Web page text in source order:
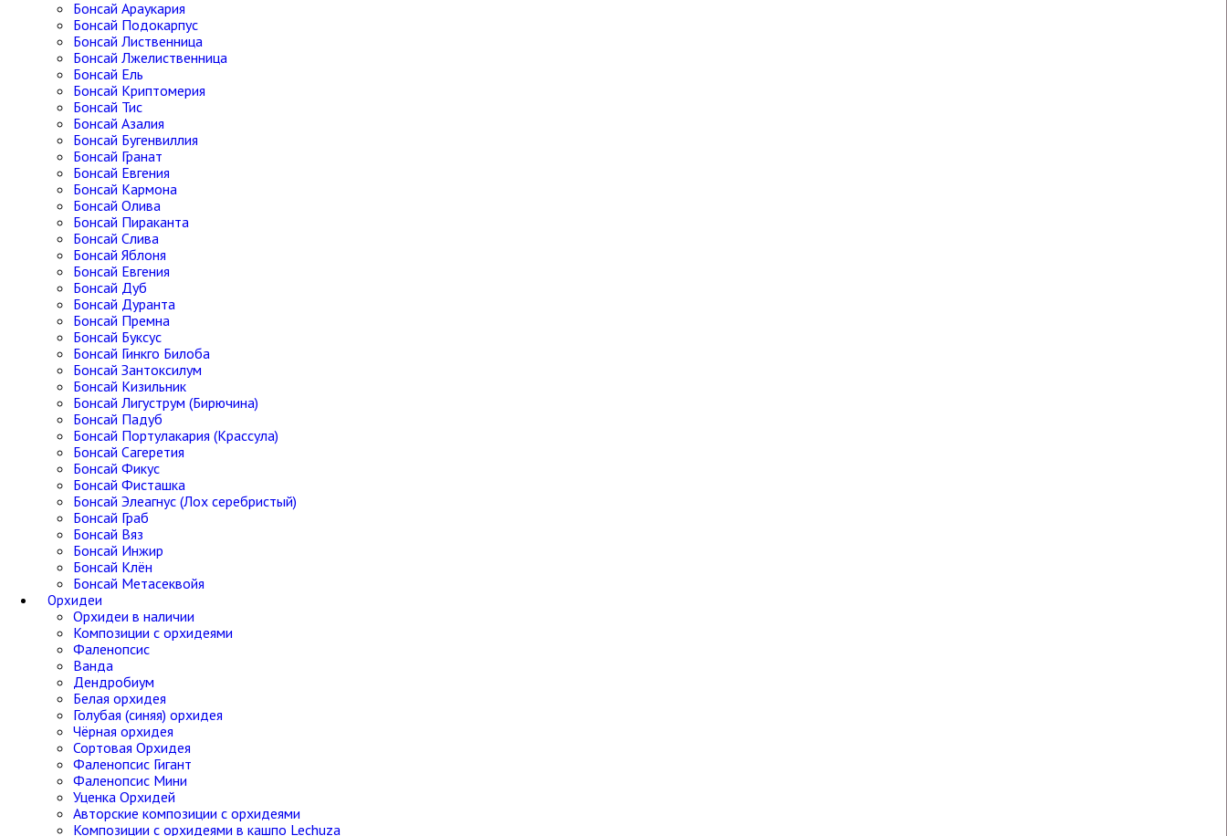
Бонсай Араукария
Бонсай Подокарпус
Бонсай Лиственница
Бонсай Лжелиственница
Бонсай Ель
Бонсай Криптомерия
Бонсай Тис
Бонсай Азалия
Бонсай Бугенвиллия
Бонсай Гранат
Бонсай Евгения
Бонсай Кармона
Бонсай Олива
Бонсай Пираканта
Бонсай Слива
Бонсай Яблоня
Бонсай Евгения
Бонсай Дуб
Бонсай Дуранта
Бонсай Премна
Бонсай Буксус
Бонсай Гинкго Билоба
Бонсай Зантоксилум
Бонсай Кизильник
Бонсай Лигуструм (Бирючина)
Бонсай Падуб
Бонсай Портулакария (Крассула)
Бонсай Сагеретия
Бонсай Фикус
Бонсай Фисташка
Бонсай Элеагнус (Лох серебристый)
Бонсай Граб
Бонсай Вяз
Бонсай Инжир
Бонсай Клён
Бонсай Метасеквойя
Орхидеи
Орхидеи в наличии
Композиции с орхидеями
Фаленопсис
Ванда
Дендробиум
Белая орхидея
Голубая (синяя) орхидея
Чёрная орхидея
Сортовая Орхидея
Фаленопсис Гигант
Фаленопсис Мини
Уценка Орхидей
Авторские композиции с орхидеями
Композиции с орхидеями в кашпо Lechuza